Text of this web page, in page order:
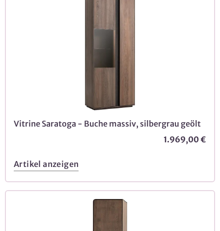
Vitrine Saratoga - Buche massiv, silbergrau geölt
1.969,00 €
Artikel anzeigen